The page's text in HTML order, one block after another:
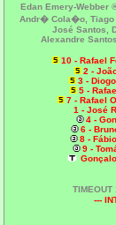
Edan Emery-Webber
Andr� Cola�o, Tiago
José Santos,
Alexandre
10 - Rafael
2 -
3 -
5 -
7 - Rafael
1 - José
4 -
6 -
8-
9 -
---